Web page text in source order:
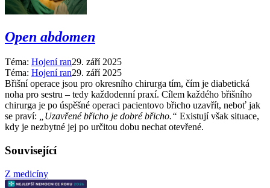
Open abdomen
Téma: Hojení ran29. září 2025
Téma: Hojení ran29. září 2025
Břišní operace jsou pro okresního chirurga tím, čím je diabetická
noha pro sestru –⁠ tedy každodenní praxí. Cílem každého břišního
chirurga je po úspěšné operaci pacientovo břicho uzavřít, neboť jak
se praví: „Uzavřené břicho je dobré břicho.“ Existují však situace,
kdy je nezbytné jej po určitou dobu nechat otevřené.
Související
Z medicíny